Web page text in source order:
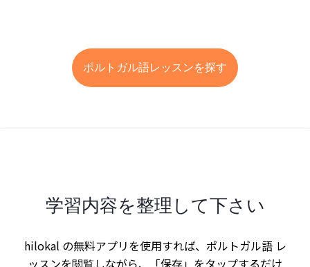
ポルトガル語レッスンを探す
学習内容を整理して下さい
hilokal の無料アプリを使用すれば、ポルトガル語 レ
ッスンを閲覧しながら、「保存」をタップするだけ